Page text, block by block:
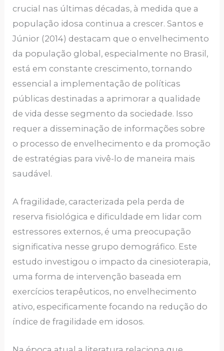
crucial nas últimas décadas, à medida que a
população idosa continua a crescer. Santos e
Júnior (2014) destacam que o envelhecimento
da população global, especialmente no Brasil,
está em constante crescimento, tornando
essencial a implementação de políticas
públicas destinadas a aprimorar a qualidade
de vida desse segmento da sociedade. Isso
requer a disseminação de informações sobre
o processo de envelhecimento e da promoção
de estratégias para vivê-lo de maneira mais
saudável.
A fragilidade, caracterizada pela perda de
reserva fisiológica e dificuldade em lidar com
estressores externos, é uma preocupação
significativa nesse grupo demográfico. Este
estudo investigou o impacto da cinesioterapia,
uma forma de intervenção baseada em
exercícios terapêuticos, no envelhecimento
ativo, especificamente focando na redução do
índice de fragilidade em idosos.